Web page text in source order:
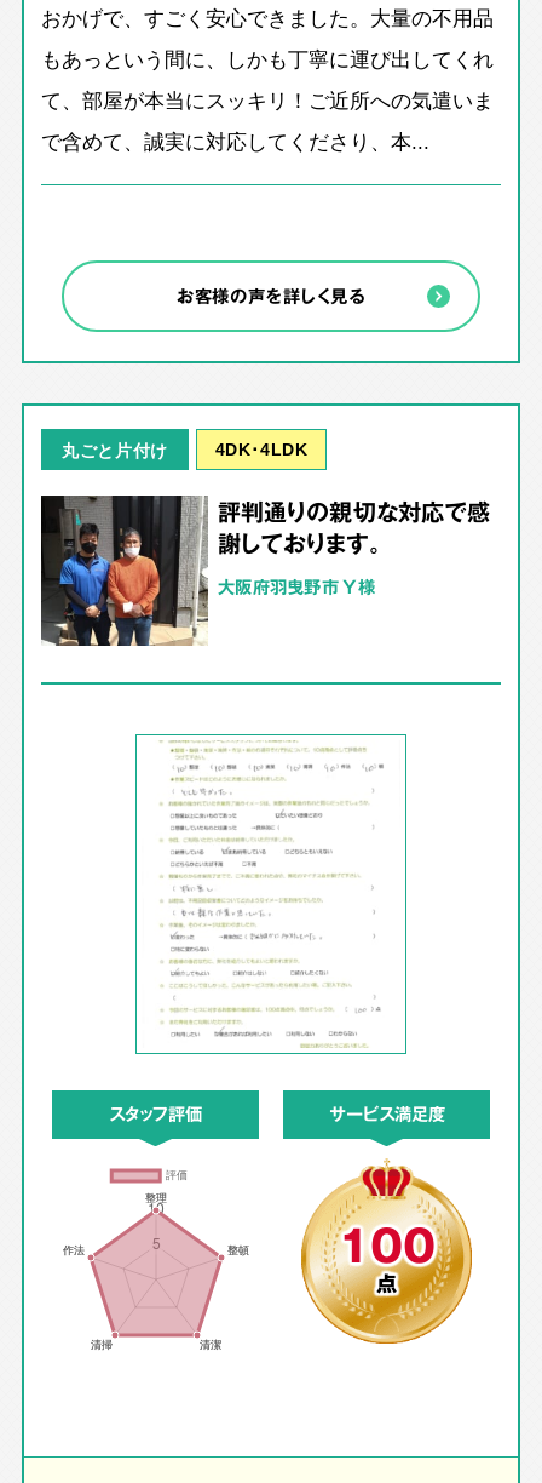
おかげで、すごく安心できました。大量の不用品
もあっという間に、しかも丁寧に運び出してくれ
て、部屋が本当にスッキリ！ご近所への気遣いま
で含めて、誠実に対応してくださり、本...
お客様の声を詳しく見る
丸ごと片付け 4DK･4LDK
評判通りの親切な対応で感
謝しております。
大阪府羽曳野市 Y様
スタッフ評価 サービス満足度
100
点